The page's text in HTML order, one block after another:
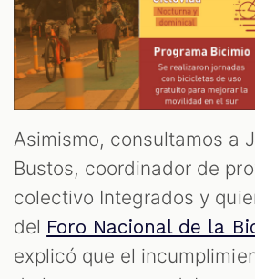
Asimismo, consultamos a
Bustos, coordinador de
colectivo Integrados y
del Foro Nacional de la
explicó que el